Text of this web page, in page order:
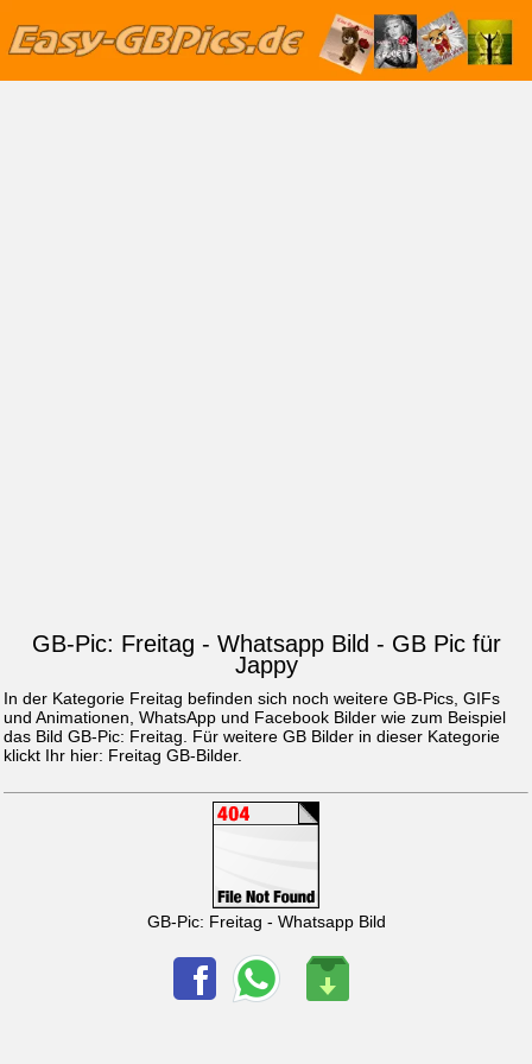
GB-Pic: Freitag - Whatsapp Bild - GB Pic für
Jappy
In der Kategorie Freitag befinden sich noch weitere GB-Pics, GIFs
und Animationen, WhatsApp und Facebook Bilder wie zum Beispiel
das Bild GB-Pic: Freitag. Für weitere GB Bilder in dieser Kategorie
klickt Ihr hier: Freitag GB-Bilder.
GB-Pic: Freitag - Whatsapp Bild